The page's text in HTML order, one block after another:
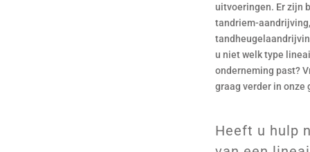
uitvoeringen. Er zijn
tandriem-
u niet welk type
onderneming past?
graag verder in onze
Heeft u hulp